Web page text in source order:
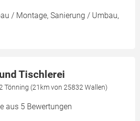
/ Montage, Sanierung / Umbau,
Tischlerei
Tönning (21km von 25832 Wallen)
aus 5 Bewertungen